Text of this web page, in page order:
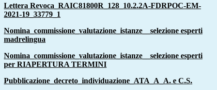
Lettera Revoca_RAIC81800R_128_10.2.2A-FDRPOC-EM-
2021-19_33779_1
Nomina_commissione_valutazione_istanze__selezione esperti
madrelingua
Nomina_commissione_valutazione_istanze__selezione esperti
per RIAPERTURA TERMINI
Pubblicazione_decreto_individuazione_ATA_A_A. e C.S.